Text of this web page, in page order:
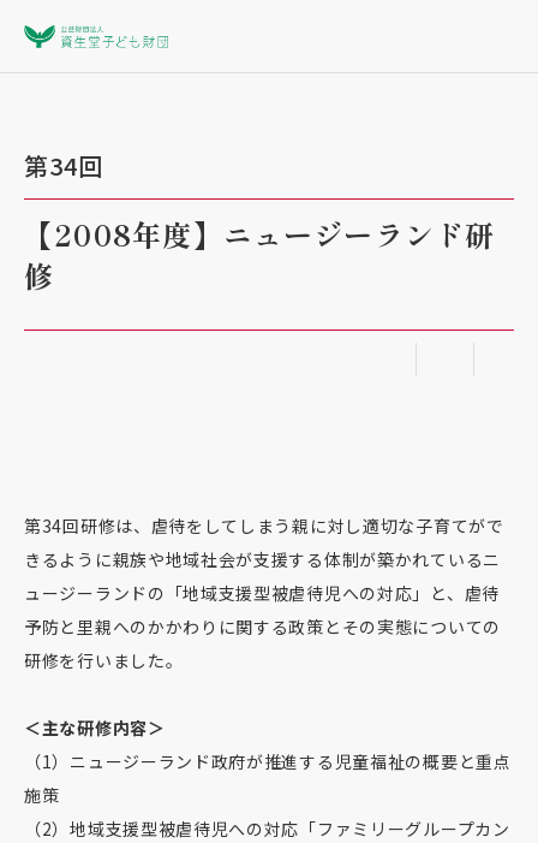
第34回
【2008年度】ニュージーランド研
修
第34回研修は、虐待をしてしまう親に対し適切な子育てがで
きるように親族や地域社会が支援する体制が築かれているニ
ュージーランドの「地域支援型被虐待児への対応」と、虐待
予防と里親へのかかわりに関する政策とその実態についての
研修を行いました。
＜主な研修内容＞
（1）ニュージーランド政府が推進する児童福祉の概要と重点
施策
（2）地域支援型被虐待児への対応「ファミリーグループカン